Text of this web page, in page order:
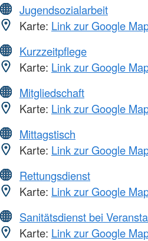
Jugendsozialarbeit
Karte: Link zur Google
Kurzzeitpflege
Karte: Link zur Google
Mitgliedschaft
Karte: Link zur Google
Mittagstisch
Karte: Link zur Google
Rettungsdienst
Karte: Link zur Google
Sanitätsdienst bei
Karte: Link zur Google